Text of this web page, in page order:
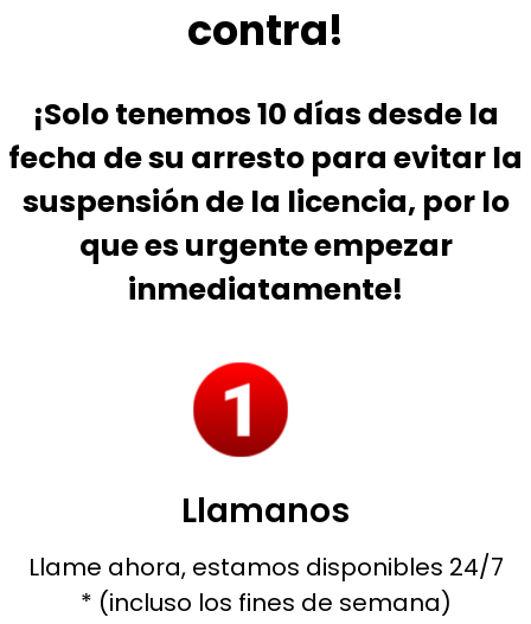
contra!
¡Solo tenemos 10 días desde la
fecha de su arresto para evitar la
suspensión de la licencia, por lo
que es urgente empezar
inmediatamente!
Llamanos
Llame ahora, estamos disponibles 24/7
* (incluso los fines de semana)